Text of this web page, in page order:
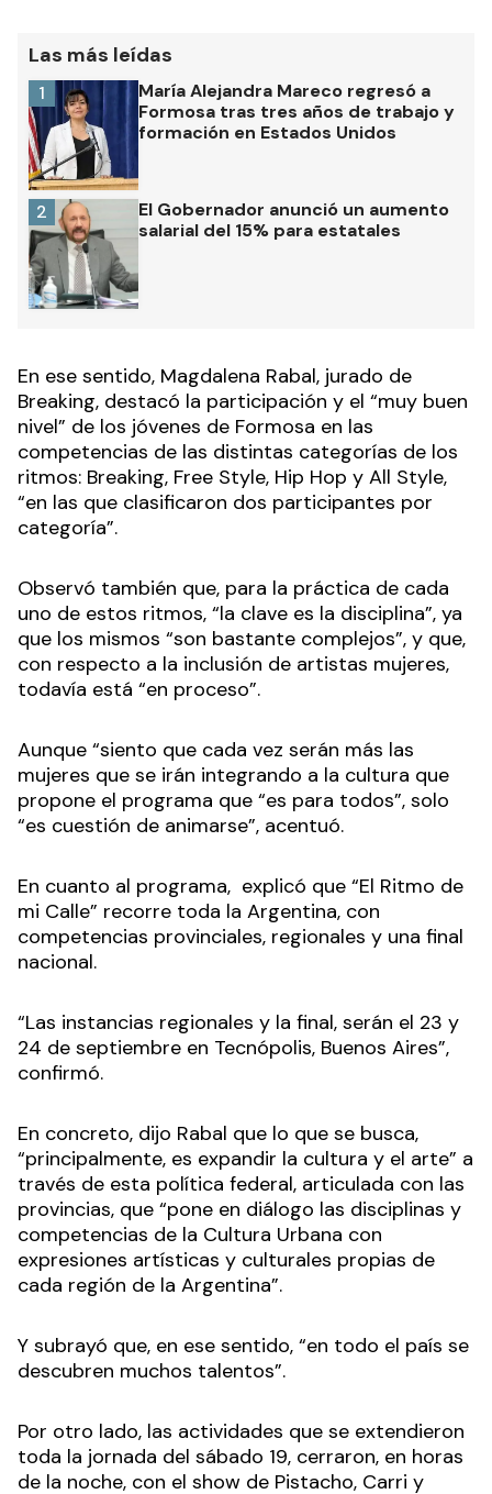
Las más leídas
María Alejandra Mareco regresó a
Formosa tras tres años de trabajo y
formación en Estados Unidos
1
El Gobernador anunció un aumento
salarial del 15% para estatales
2
En ese sentido, Magdalena Rabal, jurado de
Breaking, destacó la participación y el “muy buen
nivel” de los jóvenes de Formosa en las
competencias de las distintas categorías de los
ritmos: Breaking, Free Style, Hip Hop y All Style,
“en las que clasificaron dos participantes por
categoría”.
Observó también que, para la práctica de cada
uno de estos ritmos, “la clave es la disciplina”, ya
que los mismos “son bastante complejos”, y que,
con respecto a la inclusión de artistas mujeres,
todavía está “en proceso”.
Aunque “siento que cada vez serán más las
mujeres que se irán integrando a la cultura que
propone el programa que “es para todos”, solo
“es cuestión de animarse”, acentuó.
En cuanto al programa, explicó que “El Ritmo de
mi Calle” recorre toda la Argentina, con
competencias provinciales, regionales y una final
nacional.
“Las instancias regionales y la final, serán el 23 y
24 de septiembre en Tecnópolis, Buenos Aires”,
confirmó.
En concreto, dijo Rabal que lo que se busca,
“principalmente, es expandir la cultura y el arte” a
través de esta política federal, articulada con las
provincias, que “pone en diálogo las disciplinas y
competencias de la Cultura Urbana con
expresiones artísticas y culturales propias de
cada región de la Argentina”.
Y subrayó que, en ese sentido, “en todo el país se
descubren muchos talentos”.
Por otro lado, las actividades que se extendieron
toda la jornada del sábado 19, cerraron, en horas
de la noche, con el show de Pistacho, Carri y